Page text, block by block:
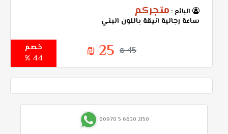
البائع : متجركم
ساعة رجالية انيقة باللون البني
خصم
44 %
25 ₪ 45 ₪
00970 5 6630 2150